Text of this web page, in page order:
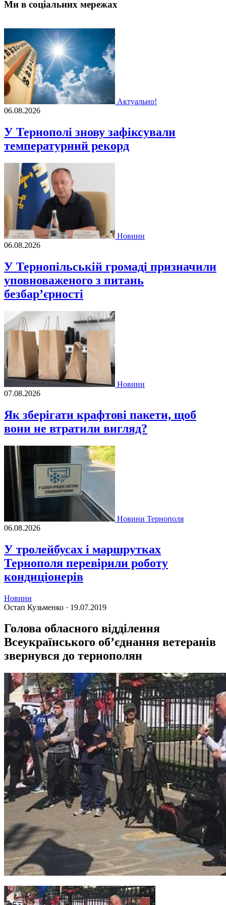
Ми в соціальних мережах
Актуально!
06.08.2026
У Тернополі знову зафіксували
температурний рекорд
Новини
06.08.2026
У Тернопільській громаді призначили
уповноваженого з питань
безбар’єрності
Новини
07.08.2026
Як зберігати крафтові пакети, щоб
вони не втратили вигляд?
Новини Тернополя
06.08.2026
У тролейбусах і маршрутках
Тернополя перевірили роботу
кондиціонерів
Новини
Остап Кузьменко · 19.07.2019
Голова обласного відділення
Всеукраїнського об’єднання ветеранів
звернувся до тернополян